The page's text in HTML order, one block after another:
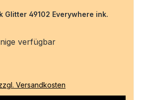
Glitter 49102 Everywhere ink.
verfügbar
Versandkosten